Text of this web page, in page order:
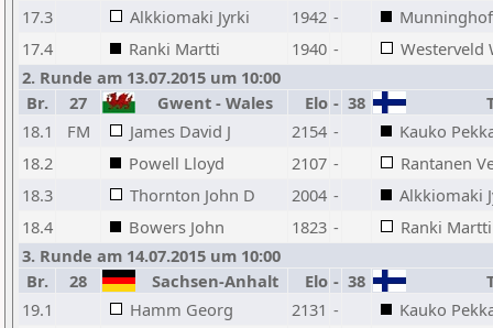
17.3
Alkkiomaki Jyrki 1942 -
17.4
Ranki Martti 1940 -
Westerveld
2. Runde am 13.07.2015 um 10:00
Br.
27 Gwent - Wales Elo - 38
18.1
FM James David J 2154 -
Kauko
18.2
Powell Lloyd 2107 -
Rantanen
18.3
Thornton John D 2004 -
Alkkiomaki
18.4
Bowers John 1823 -
Ranki Martti
3. Runde am 14.07.2015 um 10:00
Br.
28 Sachsen-Anhalt Elo - 38
19.1
Hamm Georg 2131 -
Kauko